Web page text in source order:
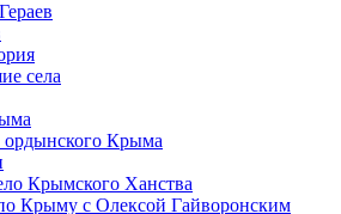
села
ордынского Крыма
Крымского Ханства
Крыму с Олексой Гайворонским